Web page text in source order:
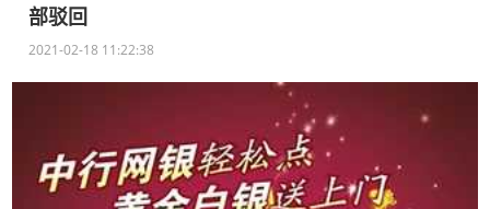
部驳回
2021-02-18 11:22:38